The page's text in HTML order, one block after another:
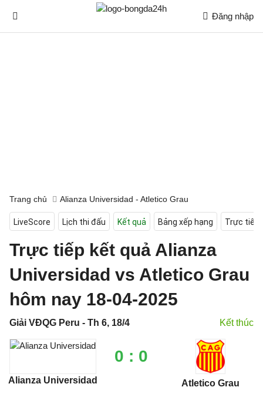
Đăng nhập
Trang chủ Alianza Universidad - Atletico Grau
LiveScore Lịch thi đấu Kết quả Bảng xếp hạng Trực tiếp
Trực tiếp kết quả Alianza
Universidad vs Atletico Grau
hôm nay 18-04-2025
Giải VĐQG Peru - Th 6, 18/4 Kết thúc
Alianza Universidad
0 : 0
Atletico Grau